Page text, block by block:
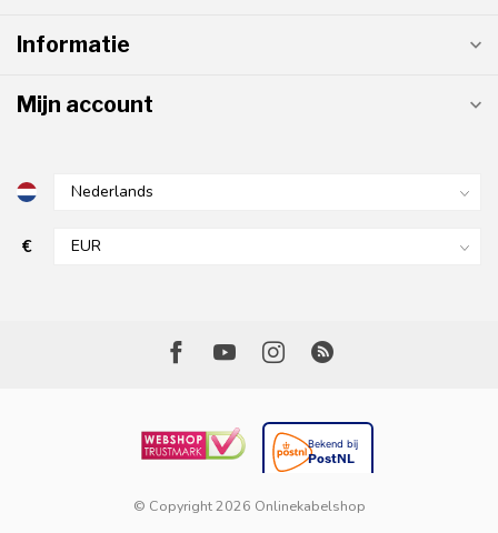
Informatie
Mijn account
€
© Copyright 2026 Onlinekabelshop